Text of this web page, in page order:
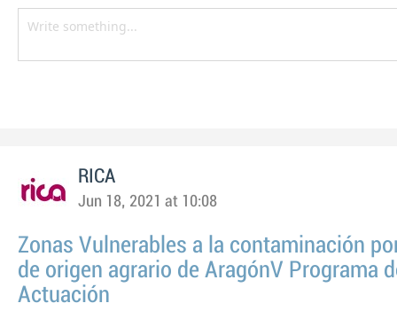
RICA
Jun 18, 2021 at 10:08
Zonas Vulnerables a la contaminación
de origen agrario de AragónV Programa
Actuación